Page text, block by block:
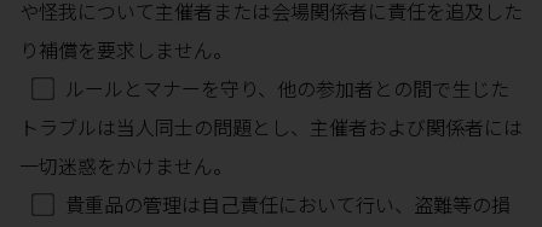
や怪我について主催者または会場関係者に責任を追及した
り補償を要求しません。
ルールとマナーを守り、他の参加者との間で生じた
トラブルは当人同士の問題とし、主催者および関係者には
一切迷惑をかけません。
貴重品の管理は自己責任において行い、盗難等の損